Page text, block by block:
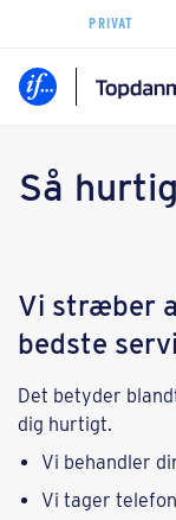
PRIVAT
Så
Vi stræber
bedste
Det betyder
dig hurtigt.
Vi behandler
Vi tager